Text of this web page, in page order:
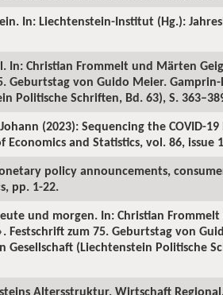
In: Liechtenstein-Institut (Hg.):
In: Christian Frommelt und Märten
Geburtstag von Guido Meier.
Politische Schriften, Bd. 63), S.
(2023): Sequencing the COVID-
and Statistics, vol. 86, issue
policy announcements,
pp. 1-22.
und morgen. In: Christian
Festschrift zum 75. Geburtstag von
(Liechtenstein Politische
Altersstruktur. Wirtschaft